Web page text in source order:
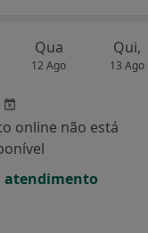
Qua
12 Ago
Qui,
13 Ago
online não está
atendimento